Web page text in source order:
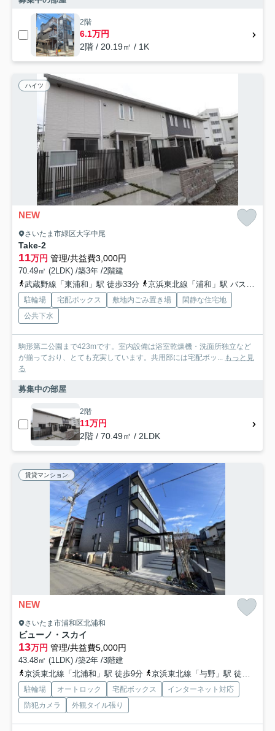
2階
6.1万円
2階 / 20.19㎡ / 1K
ハイツ
NEW
さいたま市緑区大字中尾
Take-2
11万円 管理/共益費3,000円
70.49㎡ (2LDK) /築3年 /2階建
武蔵野線「東浦和」駅 徒歩33分
京浜東北線「浦和」駅 バス21分 国際興業バス「中尾陸橋」 停歩3分
駐輪場 宅配ボックス 敷地内ごみ置き場
閑静な住宅地
公共下水
駒形第二公園まで423mです。室内設備は浴室乾燥機・洗面所独立など
が揃っており、とても充実しています。共用部には宅配ボッ... もっと見
る
募集中の部屋
2階
11万円
2階 / 70.49㎡ / 2LDK
賃貸マンション
NEW
さいたま市浦和区北浦和
ビューノ・スカイ
13万円 管理/共益費5,000円
43.48㎡ (1LDK) /築2年 /3階建
京浜東北線「北浦和」駅 徒歩9分
京浜東北線「与野」駅 徒歩17分
駐輪場 オートロック 宅配ボックス
インターネット対応
防犯カメラ
外観タイル張り